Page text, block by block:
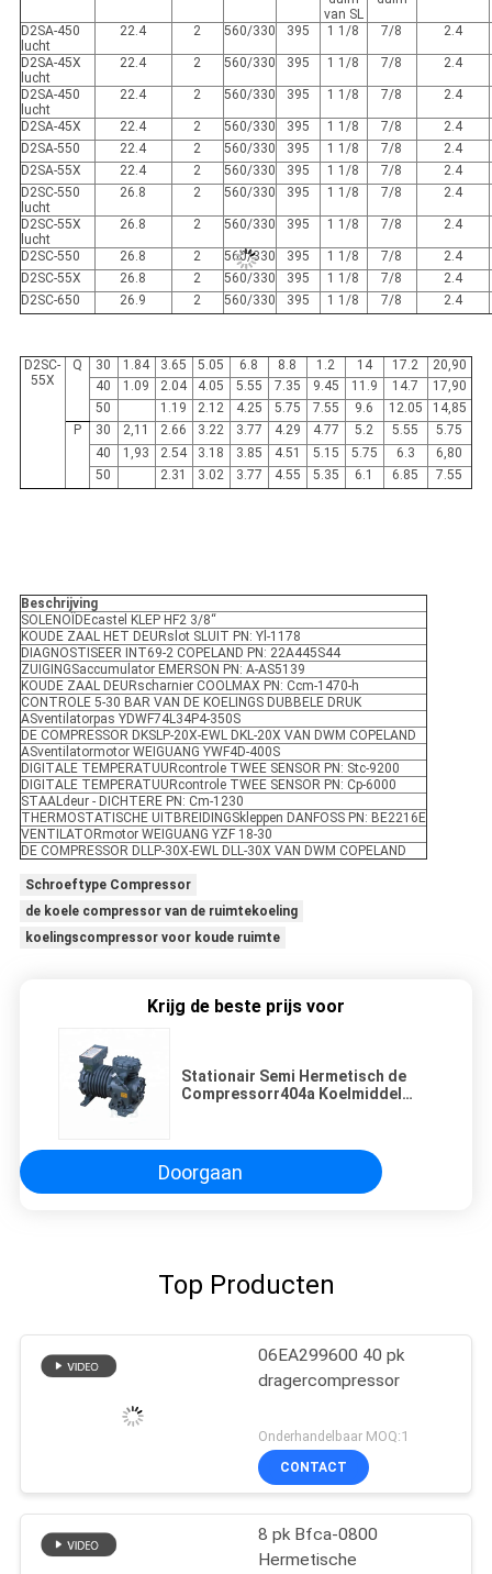
van SL
D2SA-450
lucht
22.4 2 560/330 395 1 1/8 7/8 2.4
D2SA-45X
lucht
22.4 2 560/330 395 1 1/8 7/8 2.4
D2SA-450
lucht
22.4 2 560/330 395 1 1/8 7/8 2.4
D2SA-45X 22.4 2 560/330 395 1 1/8 7/8
2.4
D2SA-550
22.4 2 560/330 395 1 1/8 7/8
2.4
D2SA-55X
22.4 2 560/330 395 1 1/8 7/8
2.4
D2SC-550
lucht
26.8 2 560/330 395 1 1/8 7/8 2.4
D2SC-55X
lucht
26.8 2 560/330 395 1 1/8 7/8 2.4
D2SC-550 26.8 2 560/330 395 1 1/8 7/8
2.4
D2SC-55X
26.8 2 560/330 395 1 1/8 7/8
2.4
D2SC-650
26.9 2 560/330 395 1 1/8 7/8 2.4
D2SC-
55X
Q 30 1.84 3.65 5.05 6.8 8.8 1.2 14 17.2
20,90
40
1.09 2.04 4.05 5.55 7.35 9.45 11.9 14.7
17,90
50
1.19 2.12 4.25 5.75 7.55 9.6 12.05
14,85
P
30 2,11 2.66 3.22 3.77 4.29 4.77 5.2 5.55
5.75
40
1,93 2.54 3.18 3.85 4.51 5.15 5.75 6.3
6,80
50
2.31 3.02 3.77 4.55 5.35 6.1 6.85 7.55
Beschrijving
SOLENOÏDEcastel KLEP HF2 3/8“
KOUDE ZAAL HET DEURslot SLUIT PN: Yl-1178
DIAGNOSTISEER INT69-2 COPELAND PN: 22A445S44
ZUIGINGSaccumulator EMERSON PN: A-AS5139
KOUDE ZAAL DEURscharnier COOLMAX PN: Ccm-1470-h
CONTROLE 5-30 BAR VAN DE KOELINGS DUBBELE DRUK
ASventilatorpas YDWF74L34P4-350S
DE COMPRESSOR DKSLP-20X-EWL DKL-20X VAN DWM COPELAND
ASventilatormotor WEIGUANG YWF4D-400S
DIGITALE TEMPERATUURcontrole TWEE SENSOR PN: Stc-9200
DIGITALE TEMPERATUURcontrole TWEE SENSOR PN: Cp-6000
STAALdeur - DICHTERE PN: Cm-1230
THERMOSTATISCHE UITBREIDINGSkleppen DANFOSS PN: BE2216E
VENTILATORmotor WEIGUANG YZF 18-30
DE COMPRESSOR DLLP-30X-EWL DLL-30X VAN DWM COPELAND
Schroeftype Compressor
de koele compressor van de ruimtekoeling
koelingscompressor voor koude ruimte
Krijg de beste prijs voor
Stationair Semi Hermetisch de
Compressorr404a Koelmiddel
Doorgaan
Top Producten
06EA299600 40 pk
dragercompressor
Onderhandelbaar MOQ:1
CONTACT
8 pk Bfca-0800
Hermetische